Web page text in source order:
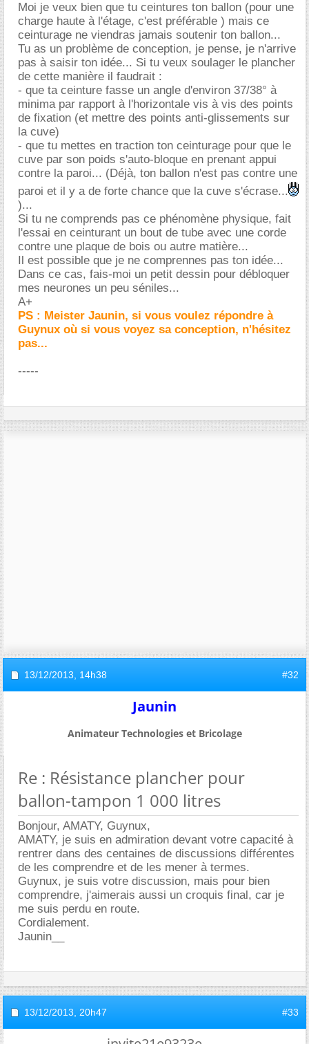
Moi je veux bien que tu ceintures ton ballon (pour une
charge haute à l'étage, c'est préférable ) mais ce
ceinturage ne viendras jamais soutenir ton ballon...
Tu as un problème de conception, je pense, je n'arrive
pas à saisir ton idée... Si tu veux soulager le plancher
de cette manière il faudrait :
- que ta ceinture fasse un angle d'environ 37/38° à
minima par rapport à l'horizontale vis à vis des points
de fixation (et mettre des points anti-glissements sur
la cuve)
- que tu mettes en traction ton ceinturage pour que le
cuve par son poids s'auto-bloque en prenant appui
contre la paroi... (Déjà, ton ballon n'est pas contre une
paroi et il y a de forte chance que la cuve s'écrase...
)...
Si tu ne comprends pas ce phénomène physique, fait
l'essai en ceinturant un bout de tube avec une corde
contre une plaque de bois ou autre matière...
Il est possible que je ne comprennes pas ton idée...
Dans ce cas, fais-moi un petit dessin pour débloquer
mes neurones un peu séniles...
A+
PS : Meister Jaunin, si vous voulez répondre à
Guynux où si vous voyez sa conception, n'hésitez
pas...
-----
13/12/2013, 14h38 #32
Jaunin
Animateur Technologies et Bricolage
Re : Résistance plancher pour
ballon-tampon 1 000 litres
Bonjour, AMATY, Guynux,
AMATY, je suis en admiration devant votre capacité à
rentrer dans des centaines de discussions différentes
de les comprendre et de les mener à termes.
Guynux, je suis votre discussion, mais pour bien
comprendre, j'aimerais aussi un croquis final, car je
me suis perdu en route.
Cordialement.
Jaunin__
13/12/2013, 20h47 #33